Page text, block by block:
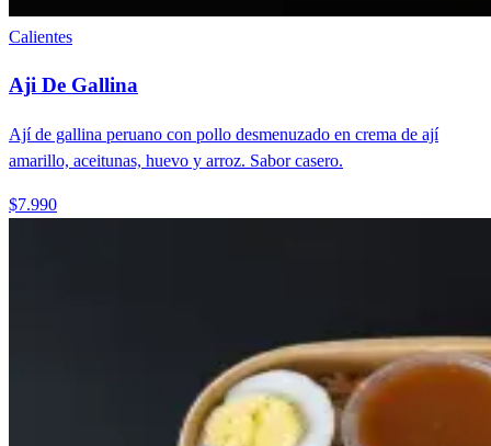
Calientes
Aji De Gallina
Ají de gallina peruano con pollo desmenuzado en crema de ají
amarillo, aceitunas, huevo y arroz. Sabor casero.
$7.990